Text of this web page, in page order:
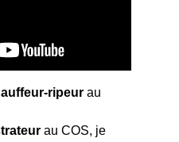
ripeur au
au COS, je